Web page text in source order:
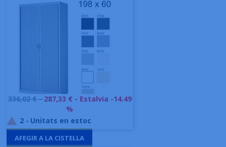
Preu
336,02 € -287,33 € - Estalvia -14.49
%
 2 - Unitats en estoc
AFEGIR A LA CISTELLA